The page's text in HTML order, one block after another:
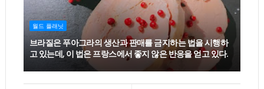
월드 플래닛
브라질은 푸아그라의 생산과 판매를 금지하는 법을 시행하
고 있는데, 이 법은 프랑스에서 좋지 않은 반응을 얻고 있다.